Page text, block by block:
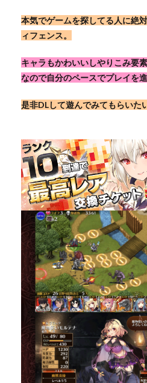
本気でゲームを探してる人に絶
ィフェンス。
キャラもかわいいしやりこみ要
なので自分のペースでプレイを
是非DLして遊んでみてもらいた